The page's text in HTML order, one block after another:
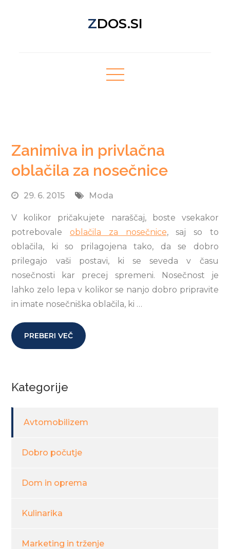
ZDOS.SI
Zanimiva in privlačna
oblačila za nosečnice
29. 6. 2015 Moda
V kolikor pričakujete naraščaj, boste vsekakor
potrebovaleoblačila za nosečnice, saj so to
oblačila, ki so prilagojena tako, da se dobro
prilegajo vaši postavi, ki se seveda v času
nosečnosti kar precej spremeni. Nosečnost je
lahko zelo lepa v kolikor se nanjo dobro pripravite
in imate nosečniška oblačila, ki …
PREBERI VEČ
Kategorije
Avtomobilizem
Dobro počutje
Dom in oprema
Kulinarika
Marketing in trženje